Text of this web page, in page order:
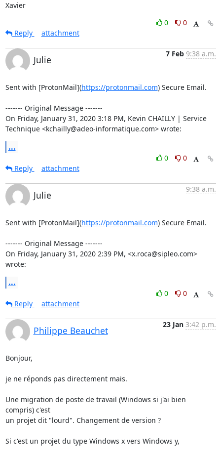
Xavier
0
0
Reply
attachment
Julie
7 Feb 9:38 a.m.
Sent with [ProtonMail](https://protonmail.com) Secure Email.
‐‐‐‐‐‐‐ Original Message ‐‐‐‐‐‐‐
On Friday, January 31, 2020 3:18 PM, Kevin CHAILLY | Service
Technique <kchailly@adeo-informatique.com> wrote:
...
0
0
Reply
attachment
Julie
9:38 a.m.
Sent with [ProtonMail](https://protonmail.com) Secure Email.
‐‐‐‐‐‐‐ Original Message ‐‐‐‐‐‐‐
On Friday, January 31, 2020 2:39 PM, <x.roca@sipleo.com>
wrote:
...
0
0
Reply
attachment
Philippe Beauchet
23 Jan 3:42 p.m.
Bonjour,
je ne réponds pas directement mais.
Une migration de poste de travail (Windows si j'ai bien
compris) c'est
un projet dit "lourd". Changement de version ?
Si c'est un projet du type Windows x vers Windows y,